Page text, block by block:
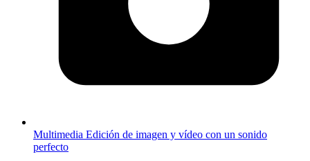
Multimedia Edición de imagen y vídeo con un sonido
perfecto